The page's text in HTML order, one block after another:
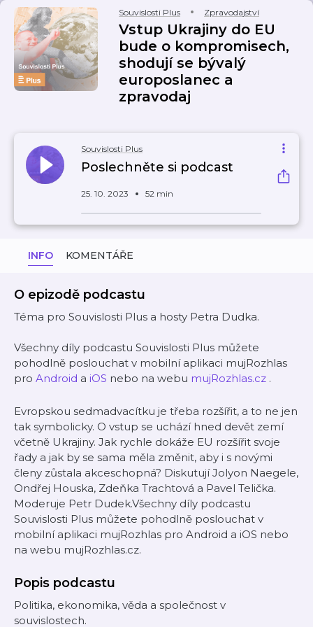
Souvislosti Plus Zpravodajství
Vstup Ukrajiny do EU
bude o kompromisech,
shodují se bývalý
europoslanec a
zpravodaj
Souvislosti Plus
Poslechněte si podcast
25. 10. 2023 52 min
INFO KOMENTÁŘE
O epizodě podcastu
Téma pro Souvislosti Plus a hosty Petra Dudka.
Všechny díly podcastu Souvislosti Plus můžete
pohodlně poslouchat v mobilní aplikaci mujRozhlas
pro Android a iOS nebo na webu mujRozhlas.cz .
Evropskou sedmadvacítku je třeba rozšířit, a to ne jen
tak symbolicky. O vstup se uchází hned devět zemí
včetně Ukrajiny. Jak rychle dokáže EU rozšířit svoje
řady a jak by se sama měla změnit, aby i s novými
členy zůstala akceschopná? Diskutují Jolyon Naegele,
Ondřej Houska, Zdeňka Trachtová a Pavel Telička.
Moderuje Petr Dudek.Všechny díly podcastu
Souvislosti Plus můžete pohodlně poslouchat v
mobilní aplikaci mujRozhlas pro Android a iOS nebo
na webu mujRozhlas.cz.
Popis podcastu
Politika, ekonomika, věda a společnost v
souvislostech.